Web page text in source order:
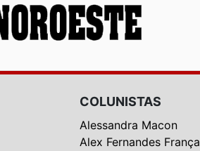
COLUNISTAS
Alessandra Macon
Alex Fernandes França